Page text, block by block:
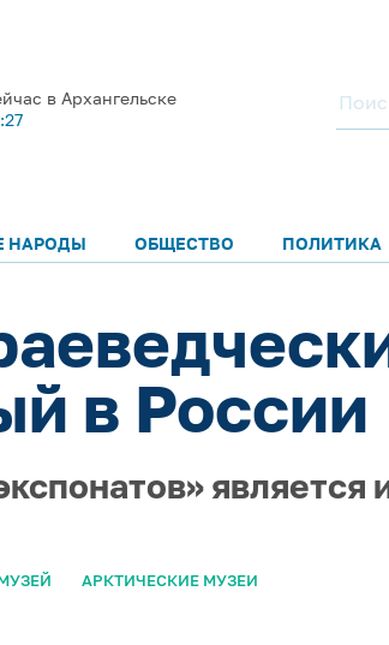
в Архангельске
НАРОДЫ ОБЩЕСТВО ПОЛИТИКА
в России
является
АРКТИЧЕСКИЕ МУЗЕИ